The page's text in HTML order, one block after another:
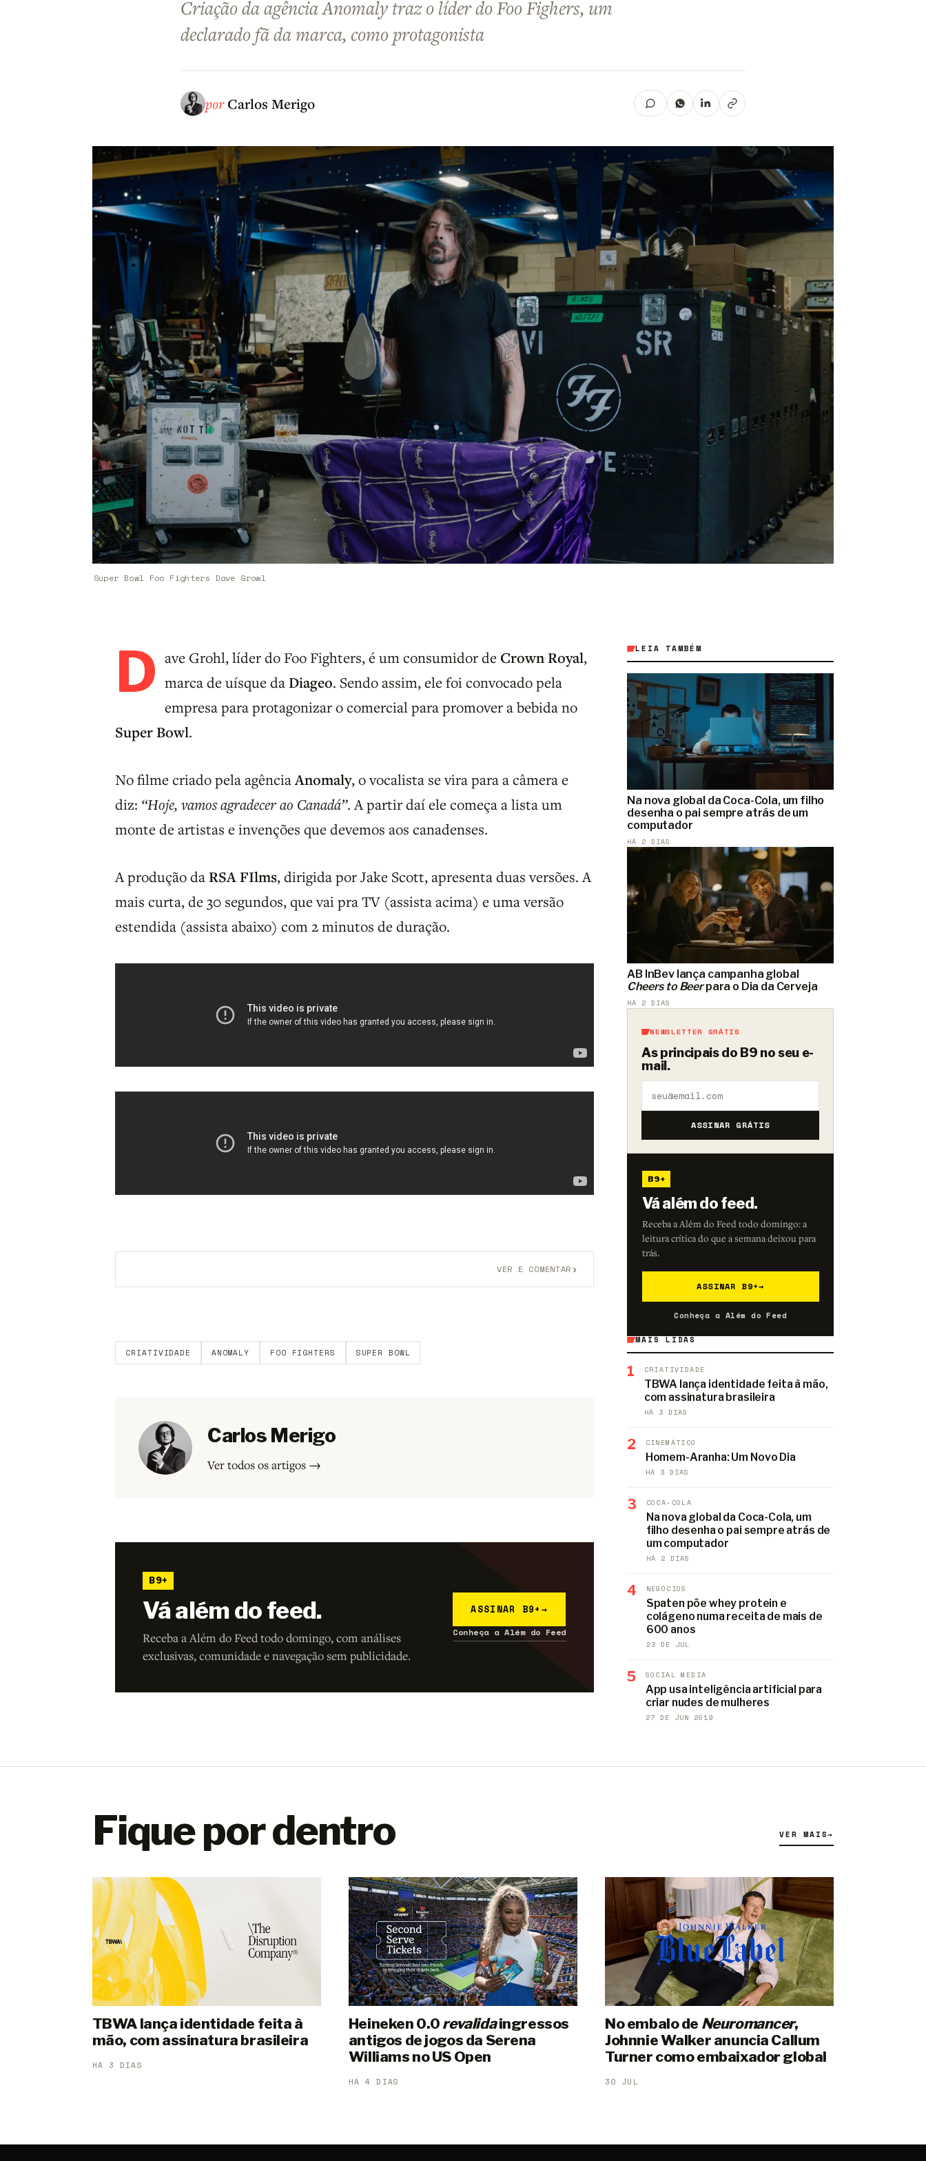
Criação da agência Anomaly traz o líder do Foo Fighers, um
declarado fã da marca, como protagonista
por Carlos Merigo
Super Bowl Foo Fighters Dave Growl
D ave Grohl, líder do Foo Fighters, é um consumidor de Crown Royal,
marca de uísque daDiageo. Sendo assim, ele foi convocado pela
empresa para protagonizar o comercial para promover a bebida no
Super Bowl.
No filme criado pela agênciaAnomaly, o vocalista se vira para a câmera e
diz: “Hoje, vamos agradecer ao Canadá”. A partir daí ele começa a lista um
monte de artistas e invenções que devemos aos canadenses.
A produção daRSA FIlms, dirigida por Jake Scott, apresenta duas versões. A
mais curta, de 30 segundos, que vai pra TV (assista acima) e uma versão
estendida (assista abaixo) com 2 minutos de duração.
VER E COMENTAR›
CRIATIVIDADE ANOMALY FOO FIGHTERS SUPER BOWL
Carlos Merigo
Ver todos os artigos →
B9+
Vá além do feed.
Receba a Além do Feed todo domingo, com análises
exclusivas, comunidade e navegação sem publicidade.
ASSINAR B9+ →
Conheça a Além do Feed
LEIA TAMBÉM
Na nova global da Coca-Cola, um filho
desenha o pai sempre atrás de um
computador
HÁ 2 DIAS
AB InBev lança campanha global
Cheers to Beerpara o Dia da Cerveja
HÁ 2 DIAS
NEWSLETTER GRÁTIS
As principais do B9 no seu e-
mail.
ASSINAR GRÁTIS
B9+
Vá além do feed.
Receba a Além do Feed todo domingo: a
leitura crítica do que a semana deixou para
trás.
ASSINAR B9+→
Conheça a Além do Feed
MAIS LIDAS
1 CRIATIVIDADE
TBWA lança identidade feita à mão,
com assinatura brasileira
HÁ 3 DIAS
2 CINEMÁTICO
Homem-Aranha: Um Novo Dia
HÁ 3 DIAS
3 COCA-COLA
Na nova global da Coca-Cola, um
filho desenha o pai sempre atrás de
um computador
HÁ 2 DIAS
4 NEGÓCIOS
Spaten põe whey protein e
colágeno numa receita de mais de
600 anos
23 DE JUL
5 SOCIAL MEDIA
App usa inteligência artificial para
criar nudes de mulheres
27 DE JUN 2019
Fique por dentro VER MAIS→
TBWA lança identidade feita à
mão, com assinatura brasileira
HÁ 3 DIAS
Heineken 0.0 revalidaingressos
antigos de jogos da Serena
Williams no US Open
HÁ 4 DIAS
No embalo de Neuromancer,
Johnnie Walker anuncia Callum
Turner como embaixador global
30 JUL